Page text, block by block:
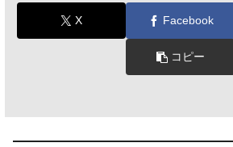
X Facebook
コピー